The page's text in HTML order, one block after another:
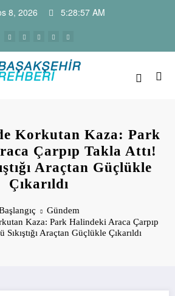
8, 2026 5:28:58 AM
Korkutan Kaza: Park
Çarpıp Takla Attı!
Araçtan Güçlükle
Çıkarıldı
Gündem
Kaza: Park Halindeki Araca Çarpıp
Sıkıştığı Araçtan Güçlükle Çıkarıldı